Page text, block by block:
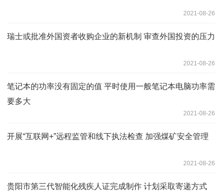
2021-08-26
瑞士或批准外国资者收购企业的新机制 审查外国投资的压力
2021-08-26
笔记本的功率没有固定的值 平时使用一般笔记本电脑功率需
要多大
2021-08-26
开展“互联网+”远程监管和线下执法检查 加强煤矿安全管理
2021-08-26
贵阳市第三代智能化残疾人证完成制作 计划采取寄递方式